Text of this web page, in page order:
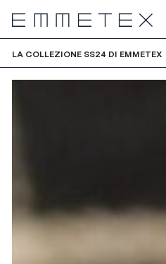
LA COLLEZIONE SS24 DI EMMETEX